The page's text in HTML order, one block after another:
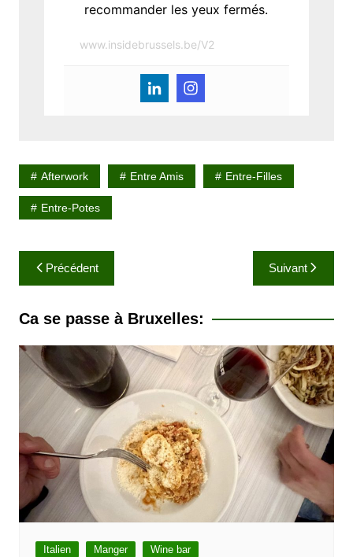
recommander les yeux fermés.
www.insidebrussels.be/V2
Afterwork Entre Amis Entre-Filles
Entre-Potes
a
v
g
i
o
n
d
e
Précédent Suivant
Ca se passe à Bruxelles:
Italien Manger Wine bar